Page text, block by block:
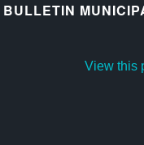
BULLETIN
View this